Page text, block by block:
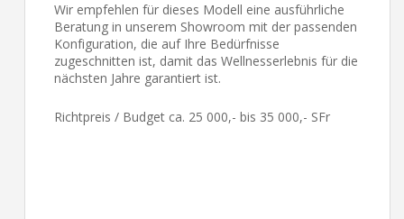
Wir empfehlen für dieses Modell eine ausführliche
Beratung in unserem Showroom mit der passenden
Konfiguration, die auf Ihre Bedürfnisse
zugeschnitten ist, damit das Wellnesserlebnis für die
nächsten Jahre garantiert ist.
Richtpreis / Budget ca. 25 000,- bis 35 000,- SFr